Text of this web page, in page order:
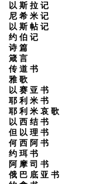
以 斯 拉 记
尼 希 米 记
以 斯 帖 记
约 伯 记
诗 篇
箴 言
传 道 书
雅 歌
以 赛 亚 书
耶 利 米 书
耶 利 米 哀 歌
以 西 结 书
但 以 理 书
何 西 阿 书
约 珥 书
阿 摩 司 书
俄 巴 底 亚 书